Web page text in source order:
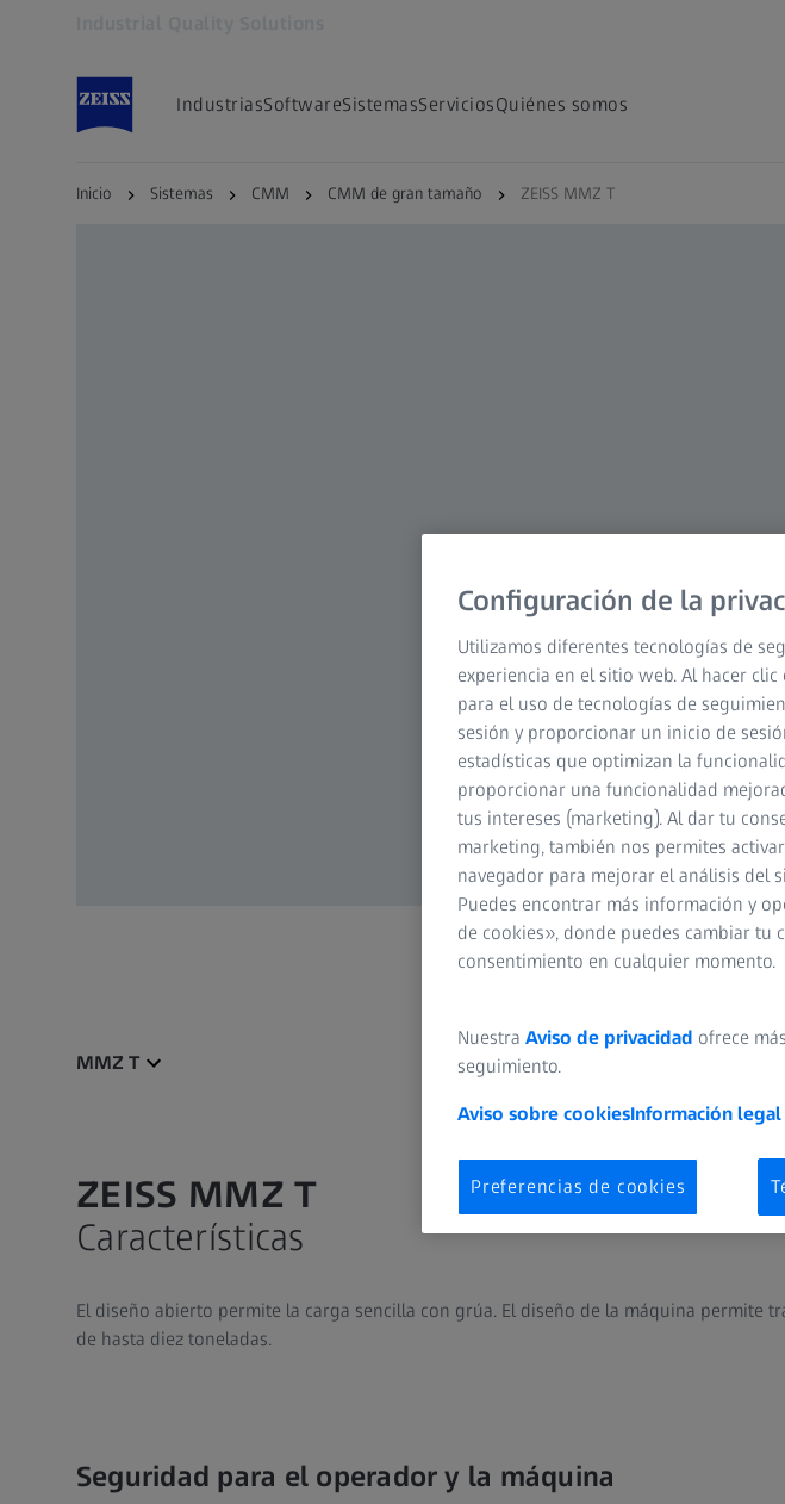
IndustriasSoftwareSistemasServiciosQuiénes somos
Inicio Sistemas CMM CMM de gran tamaño ZEISS MMZ T
MMZ T
ZEISS MMZ T
Características
El diseño abierto permite la carga sencilla con grúa. El diseño de la máquina permite
de hasta diez toneladas.
Seguridad para el operador y la máquina
Configuración de la
Utilizamos diferentes tecnologías de
experiencia en el sitio web. Al hacer
para el uso de tecnologías de
sesión y proporcionar un inicio de
estadísticas que optimizan la
proporcionar una funcionalidad
tus intereses (marketing). Al dar tu
marketing, también nos permites
navegador para mejorar el análisis del
Puedes encontrar más información y
de cookies», donde puedes cambiar tu
consentimiento en cualquier momento.
Nuestra Aviso de privacidad ofrece
seguimiento.
Aviso sobre cookiesInformación legal
Preferencias de cookies